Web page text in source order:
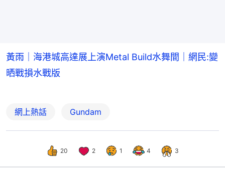
黃雨｜海港城高達展上演Metal Build水舞間｜網民:變
晒戰損水戰版
網上熱話 Gundam
20 2 1 4 3